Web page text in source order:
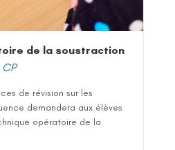
de la soustraction
CP
de révision sur les
demandera aux élèves
opératoire de la